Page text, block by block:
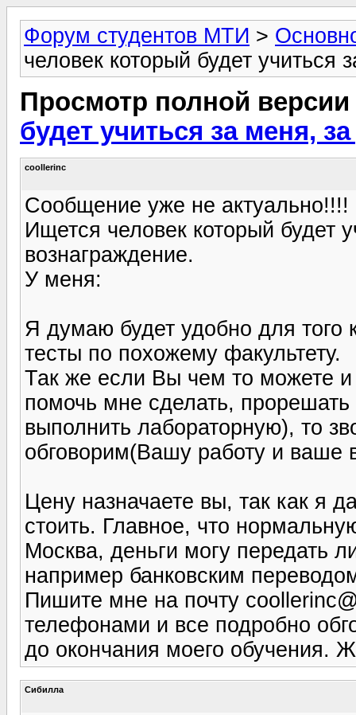
Форум студентов МТИ >
человек который будет
Просмотр полной
будет учиться за меня,
coollerinc
Сообщение уже не
Ищется человек который будет
вознаграждение.
У меня:
Я думаю будет удобно для того
тесты по похожему факультету.
Так же если Вы чем то можете и
помочь мне сделать,
выполнить лабораторную), то
обговорим(Вашу работу и ваше
Цену назначаете вы, так как я
стоить. Главное, что
Москва, деньги могу передать
например банковским
Пишите мне на почту
телефонами и все подробно
до окончания моего обучения.
Сибилла